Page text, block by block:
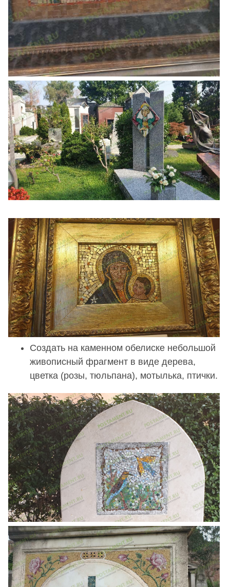
Создать на каменном обелиске небольшой
живописный фрагмент в виде дерева,
цветка (розы, тюльпана), мотылька, птички.